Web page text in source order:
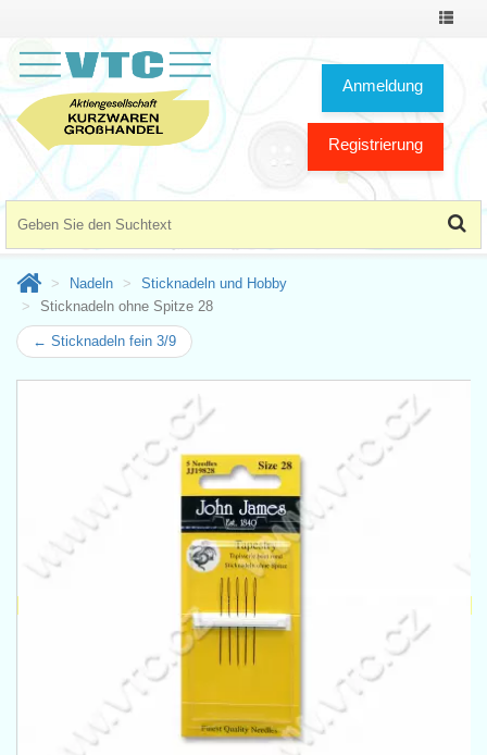
Toggle
Anmeldung
Registrierung
Nadeln
Sticknadeln und Hobby
Sticknadeln ohne Spitze 28
← Sticknadeln fein 3/9